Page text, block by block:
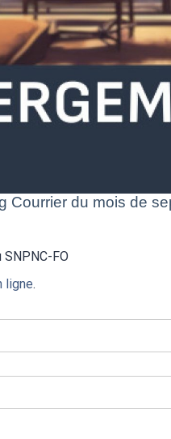
du mois de
FO
ligne.